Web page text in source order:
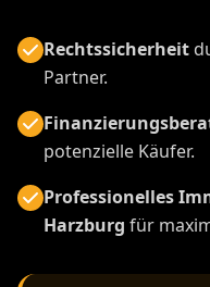
Rechtssicherheit
Partner.
potenzielle Käufer.
Professionelles
Harzburg für